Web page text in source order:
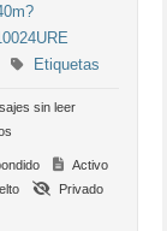
Etiquetas
sin leer
Activo
Privado